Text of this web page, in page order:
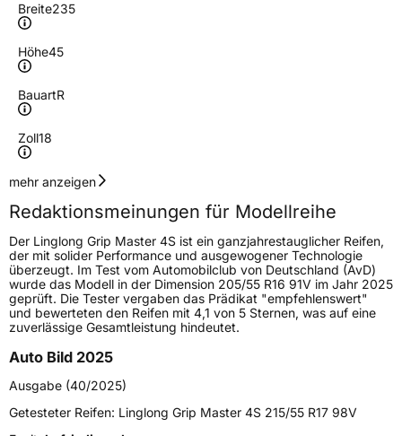
Breite235
Höhe45
BauartR
Zoll18
Geschwindigkeitsindex
Höchstgeschwindigkeit
270 km/h
Lastindex98
Höchstlast750 kg
Generelle Merkmale
FahrzeugtypPKW
VerwendungGanzjahresreifen
ModellnameGrip Master 4S
mehr anzeigen
Redaktionsmeinungen für Modellreihe
Der Linglong Grip Master 4S ist ein ganzjahrestauglicher Reifen,
der mit solider Performance und ausgewogener Technologie
überzeugt. Im Test vom Automobilclub von Deutschland (AvD)
wurde das Modell in der Dimension 205/55 R16 91V im Jahr 2025
geprüft. Die Tester vergaben das Prädikat "empfehlenswert"
und bewerteten den Reifen mit 4,1 von 5 Sternen, was auf eine
zuverlässige Gesamtleistung hindeutet.
Auto Bild 2025
Ausgabe (40/2025)
Getesteter Reifen: Linglong Grip Master 4S 215/55 R17 98V